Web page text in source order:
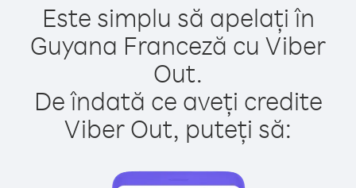
Este simplu să apelați în
Guyana Franceză cu Viber
Out.
De îndată ce aveți credite
Viber Out, puteți să: